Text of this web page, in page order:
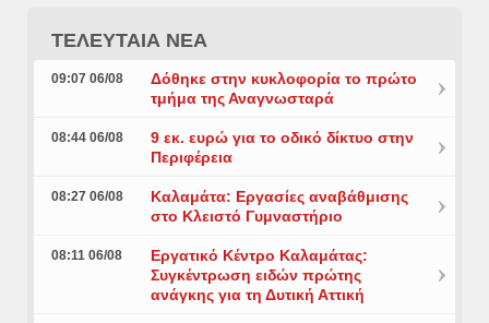
ΤΕΛΕΥΤΑΙΑ ΝΕΑ
09:07 06/08
Δόθηκε στην κυκλοφορία το πρώτο
τμήμα της Αναγνωσταρά
08:44 06/08
9 εκ. ευρώ για το οδικό δίκτυο στην
Περιφέρεια
08:27 06/08
Καλαμάτα: Εργασίες αναβάθμισης
στο Κλειστό Γυμναστήριο
08:11 06/08
Εργατικό Κέντρο Καλαμάτας:
Συγκέντρωση ειδών πρώτης
ανάγκης για τη Δυτική Αττική